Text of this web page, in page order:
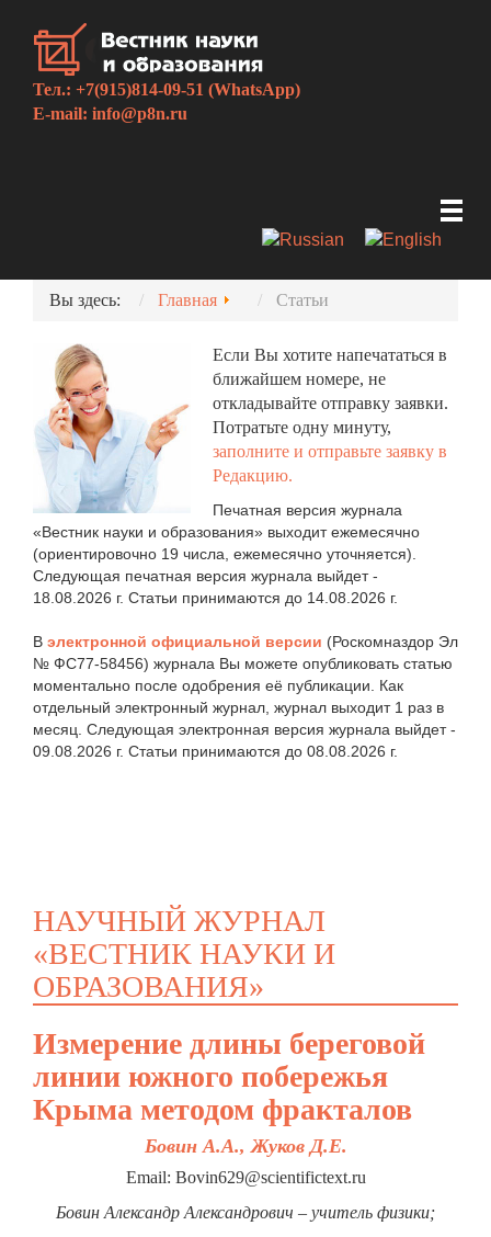
Тел.: +7(915)814-09-51 (WhatsApp)
E-mail: info@p8n.ru
Вы здесь: Главная Статьи
Если Вы хотите напечататься в
ближайшем номере, не
откладывайте отправку заявки.
Потратьте одну минуту,
заполните и отправьте заявку в
Редакцию.
Печатная версия журнала
«Вестник науки и образования» выходит ежемесячно
(ориентировочно 19 числа, ежемесячно уточняется).
Следующая печатная версия журнала выйдет -
18.08.2026 г. Статьи принимаются до 14.08.2026 г.
В электронной официальной версии (Роскомназдор Эл
№ ФС77-58456) журнала Вы можете опубликовать статью
моментально после одобрения её публикации. Как
отдельный электронный журнал, журнал выходит 1 раз в
месяц. Следующая электронная версия журнала выйдет -
09.08.2026 г. Статьи принимаются до 08.08.2026 г.
НАУЧНЫЙ ЖУРНАЛ
«ВЕСТНИК НАУКИ И
ОБРАЗОВАНИЯ»
Измерение длины береговой
линии южного побережья
Крыма методом фракталов
Бовин А.А., Жуков Д.Е.
Email: Bovin629@scientifictext.ru
Бовин Александр Александрович – учитель физики;